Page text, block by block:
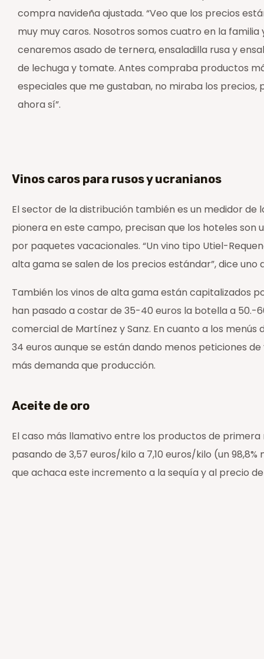
compra navideña ajustada. “Veo que los precios
muy muy caros. Nosotros somos cuatro en la familia
cenaremos asado de ternera, ensaladilla rusa y
de lechuga y tomate. Antes compraba productos
especiales que me gustaban, no miraba los precios,
ahora sí”.
Vinos caros para rusos y ucranianos
El sector de la distribución también es un medidor de
pionera en este campo, precisan que los hoteles
por paquetes vacacionales. “Un vino tipo Utiel-
alta gama se salen de los precios estándar”, dice uno
También los vinos de alta gama están capitalizados
han pasado a costar de 35-40 euros la botella a 50.-
comercial de Martínez y Sanz. En cuanto a los
34 euros aunque se están dando menos peticiones
más demanda que producción.
Aceite de oro
El caso más llamativo entre los productos de primera
pasando de 3,57 euros/kilo a 7,10 euros/kilo (un
que achaca este incremento a la sequía y al precio